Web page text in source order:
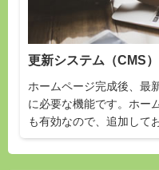
更新システム（CMS）
ホームページ完成後、最
に必要な機能です。ホー
も有効なので、追加して